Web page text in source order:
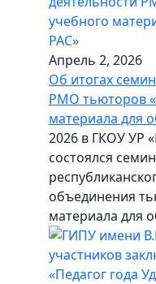
Апрель 2, 2026
Об итогах
РМО тьюторов
материала для
2026 в ГКОУ УР
состоялся
объединения
материала для